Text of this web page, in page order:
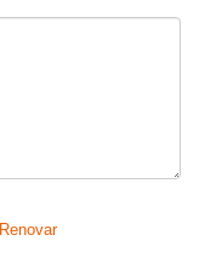
Renovar